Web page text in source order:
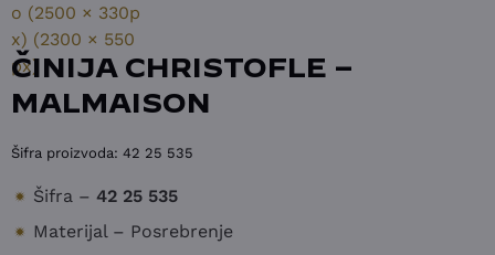
ČINIJA CHRISTOFLE –
MALMAISON
Šifra proizvoda: 42 25 535
Šifra – 42 25 535
Materijal – Posrebrenje